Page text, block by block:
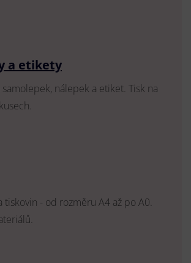
a etikety
samolepek, nálepek a etiket. Tisk na
tiskovin - od rozměru A4 až po A0.